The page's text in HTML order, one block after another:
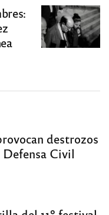
destrozos
Defensa Civil